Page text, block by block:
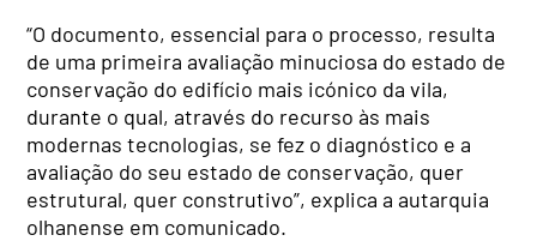
“O documento, essencial para o processo, resulta
de uma primeira avaliação minuciosa do estado de
conservação do edifício mais icónico da vila,
durante o qual, através do recurso às mais
modernas tecnologias, se fez o diagnóstico e a
avaliação do seu estado de conservação, quer
estrutural, quer construtivo”, explica a autarquia
olhanense em comunicado.